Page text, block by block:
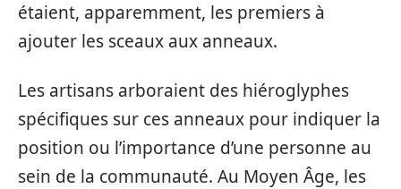
étaient, apparemment, les premiers à
ajouter les sceaux aux anneaux.
Les artisans arboraient des hiéroglyphes
spécifiques sur ces anneaux pour indiquer la
position ou l’importance d’une personne au
sein de la communauté. Au Moyen Âge, les